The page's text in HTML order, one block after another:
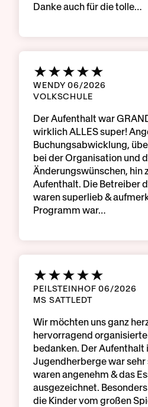
Danke auch für die tolle…
WENDY 06/2026
VOLKSCHULE
Der Aufenthalt war
wirklich ALLES super!
Buchungsabwicklung,
bei der Organisation und
Änderungswünschen, hin
Aufenthalt. Die Betreiber
waren superlieb &
Programm war…
PEILSTEINHOF 06/2026
MS SATTLEDT
Wir möchten uns ganz
hervorragend
bedanken. Der Aufenthalt
Jugendherberge war
waren angenehm & das
ausgezeichnet.
die Kinder vom großen